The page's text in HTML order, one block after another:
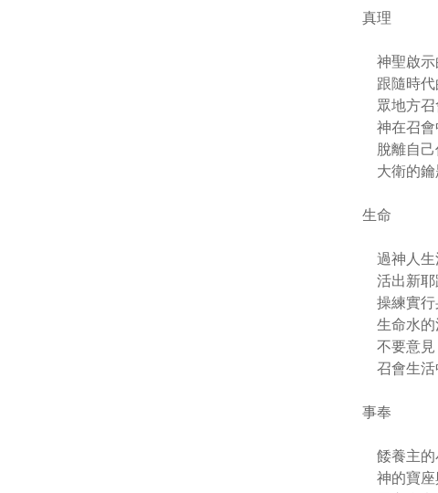
真理
神聖啟示
跟隨時代
眾地方召
神在召會
脫離自己
大衛的
生命
過神人生
活出新耶
操練實行
生命水的
不要意見
召會生活
事奉
餧養主的
神的寶座